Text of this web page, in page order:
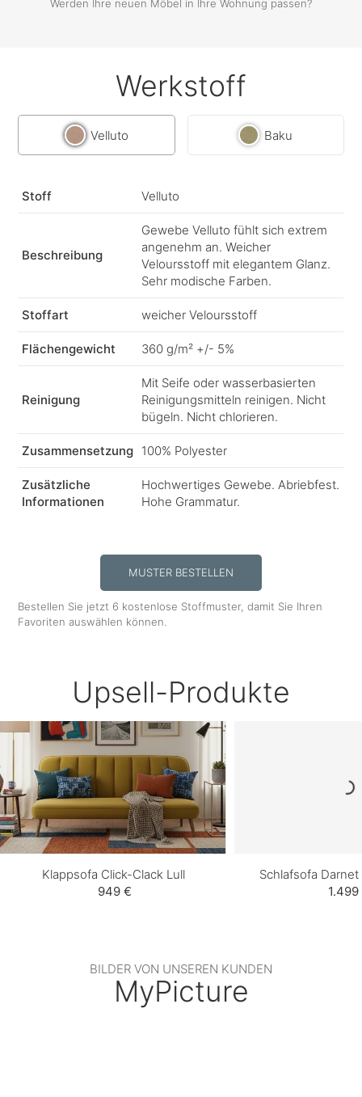
Werden Ihre neuen Möbel in Ihre Wohnung passen?
Werkstoff
Velluto Baku
Stoff Velluto
Beschreibung
Gewebe Velluto fühlt sich extrem
angenehm an. Weicher
Veloursstoff mit elegantem Glanz.
Sehr modische Farben.
Stoffart weicher Veloursstoff
Flächengewicht 360 g/m² +/- 5%
Reinigung
Mit Seife oder wasserbasierten
Reinigungsmitteln reinigen. Nicht
bügeln. Nicht chlorieren.
Zusammensetzung 100% Polyester
Zusätzliche
Informationen
Hochwertiges Gewebe. Abriebfest.
Hohe Grammatur.
MUSTER BESTELLEN
Bestellen Sie jetzt 6 kostenlose Stoffmuster, damit Sie Ihren
Favoriten auswählen können.
Upsell-Produkte
Klappsofa Click-Clack Lull
949 €
Schlafsofa
1.499
BILDER VON UNSEREN KUNDEN
MyPicture